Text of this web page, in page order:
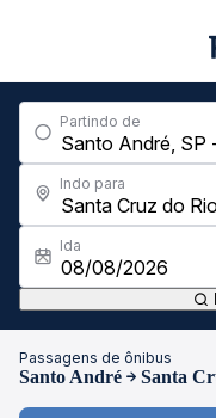
Partindo de
Indo para
Ida
Passagens de ônibus
Santo André Santa